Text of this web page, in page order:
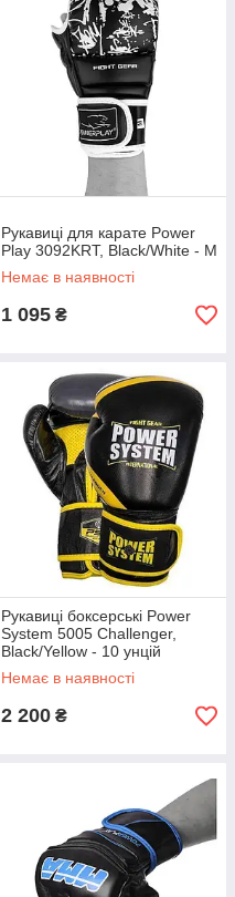
Рукавиці для карате Power
Play 3092KRT, Black/White - M
Немає в наявності
1 095 ₴
Рукавиці боксерські Power
System 5005 Challenger,
Black/Yellow - 10 унцій
Немає в наявності
2 200 ₴